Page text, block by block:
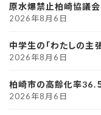
原水爆禁止柏崎協議
2026年8月6日
中学生の「わたしの主
2026年8月6日
柏崎市の高齢化率36.
2026年8月6日